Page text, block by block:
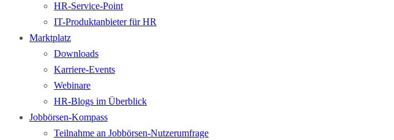
HR-Service-Point
IT-Produktanbieter für HR
Marktplatz
Downloads
Karriere-Events
Webinare
HR-Blogs im Überblick
Jobbörsen-Kompass
Teilnahme an Jobbörsen-Nutzerumfrage